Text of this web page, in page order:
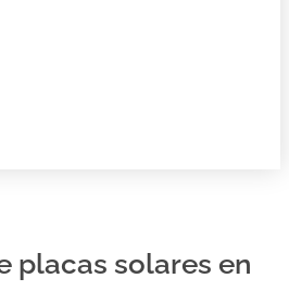
placas solares en